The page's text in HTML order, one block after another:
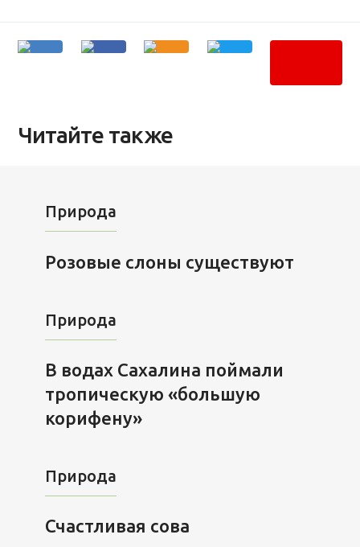
Читайте также
Природа
Розовые слоны существуют
Природа
В водах Сахалина поймали
тропическую «большую
корифену»
Природа
Счастливая сова